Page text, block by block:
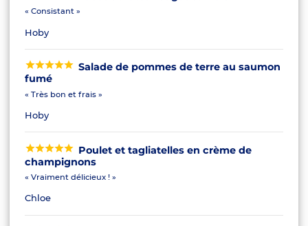
« Consistant »
Hoby
Salade de pommes de terre au saumon
fumé
« Très bon et frais »
Hoby
Poulet et tagliatelles en crème de
champignons
« Vraiment délicieux ! »
Chloe